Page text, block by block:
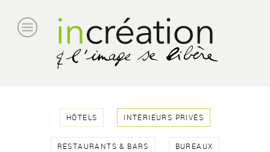
HÔTELS INTÉRIEURS PRIVÉS
RESTAURANTS & BARS BUREAUX